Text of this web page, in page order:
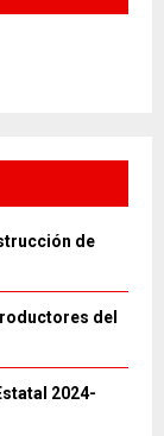
de
del
2024-